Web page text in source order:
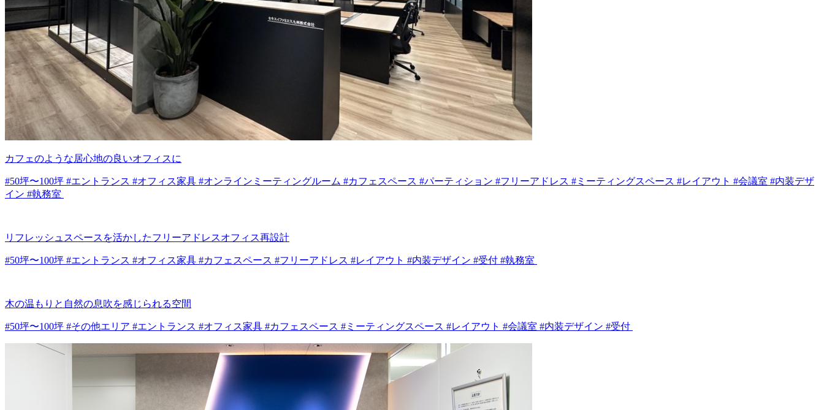
カフェのような居心地の良いオフィスに
#50坪〜100坪 #エントランス #オフィス家具 #オンラインミーティングルーム #カフェスペース #パーティション #フリーアドレス #ミーティングスペース #レイアウト #会議室 #内装デザ
イン #執務室
リフレッシュスペースを活かしたフリーアドレスオフィス再設計
#50坪〜100坪 #エントランス #オフィス家具 #カフェスペース #フリーアドレス #レイアウト #内装デザイン #受付 #執務室
木の温もりと自然の息吹を感じられる空間
#50坪〜100坪 #その他エリア #エントランス #オフィス家具 #カフェスペース #ミーティングスペース #レイアウト #会議室 #内装デザイン #受付